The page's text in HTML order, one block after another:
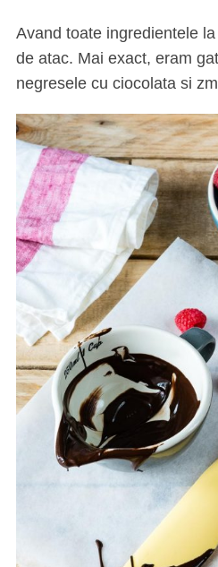
Avand toate ingredientele
de atac. Mai exact, eram
negresele cu ciocolata si